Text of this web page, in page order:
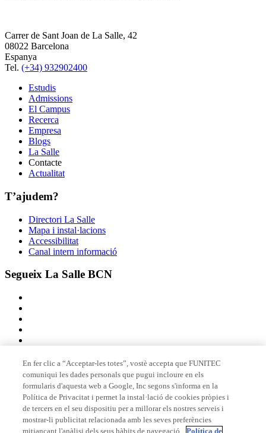
Carrer de Sant Joan de La Salle, 42
08022 Barcelona
Espanya
Tel. (+34) 932902400
Estudis
Admissions
El Campus
Recerca
Empresa
Blogs
La Salle
Contacte
Actualitat
T’ajudem?
Directori La Salle
Mapa i instal·lacions
Accessibilitat
Canal intern informació
Segueix La Salle BCN
Membre de
Acreditacions
En fer clic a “Acceptar-les totes”, vostè accepta que FUNITEC
comuniqui les dades personals que pugui incloure en els
formularis d'aquesta web a Google, Inc segons s'informa en la
Política de Privacitat i permet la instal·lació de cookies pròpies i
de tercers en el seu dispositiu per a millorar els nostres serveis i
mostrar-li publicitat relacionada amb les seves preferències
mitjançant l'anàlisi dels seus hàbits de navegació.
Política de